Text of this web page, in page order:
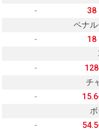
-
38
ペナ
-
18
-
128
チ
-
15.6
-
54.5